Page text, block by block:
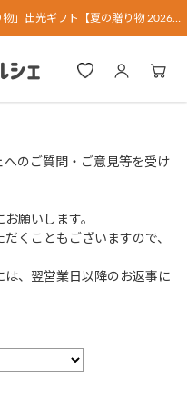
のご質問・ご意見等を受け
願いします。
くこともございますので、
は、翌営業日以降のお返事に